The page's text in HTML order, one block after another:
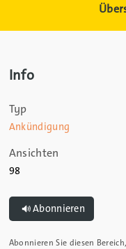
Info
Typ
Ankündigung
Ansichten
98
Abonnieren
Abonnieren Sie diesen